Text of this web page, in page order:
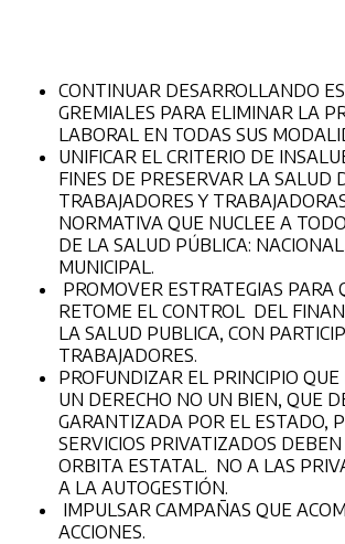
CONTINUAR DESARROLLANDO
GREMIALES PARA ELIMINAR LA
LABORAL EN TODAS SUS
UNIFICAR EL CRITERIO DE
FINES DE PRESERVAR LA SALUD
TRABAJADORES Y
NORMATIVA QUE NUCLEE A
DE LA SALUD PÚBLICA:
MUNICIPAL.
PROMOVER ESTRATEGIAS PARA
RETOME EL CONTROL DEL
LA SALUD PUBLICA, CON
TRABAJADORES.
PROFUNDIZAR EL PRINCIPIO QUE
UN DERECHO NO UN BIEN, QUE
GARANTIZADA POR EL ESTADO,
SERVICIOS PRIVATIZADOS
ORBITA ESTATAL. NO A LAS
A LA AUTOGESTIÓN.
IMPULSAR CAMPAÑAS QUE
ACCIONES.